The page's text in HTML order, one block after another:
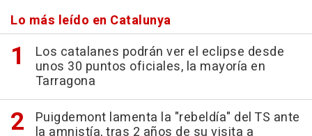
Lo más leído en Catalunya
Los catalanes podrán ver el eclipse desde
unos 30 puntos oficiales, la mayoría en
Tarragona
Puigdemont lamenta la "rebeldía" del TS ante